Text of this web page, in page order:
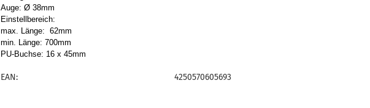
Auge: Ø 38mm
Einstellbereich:
max. Länge: 62mm
min. Länge: 700mm
PU-Buchse: 16 x 45mm
EAN: 4250570605693